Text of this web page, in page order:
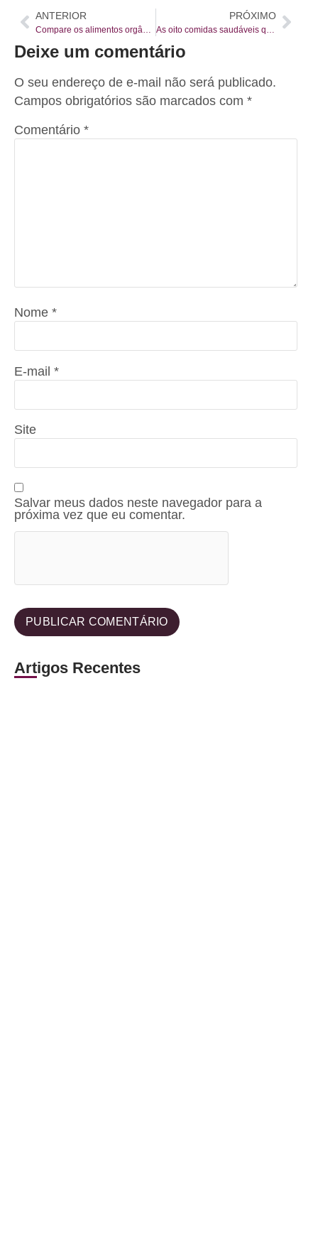
ANTERIOR PRÓXIMO
Deixe um comentário
O seu endereço de e-mail não será publicado.
Campos obrigatórios são marcados com *
Comentário *
Nome *
E-mail *
Site
Salvar meus dados neste navegador para a
próxima vez que eu comentar.
Artigos Recentes